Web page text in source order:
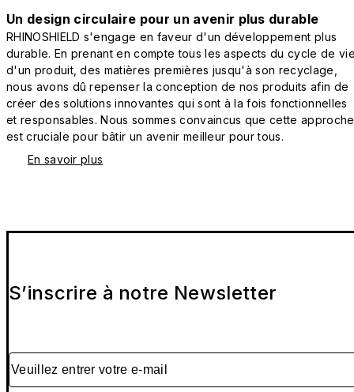
Un design circulaire pour un avenir plus durable
RHINOSHIELD s'engage en faveur d'un développement plus
durable. En prenant en compte tous les aspects du cycle de
d'un produit, des matières premières jusqu'à son recyclage,
nous avons dû repenser la conception de nos produits afin de
créer des solutions innovantes qui sont à la fois fonctionnelles
et responsables. Nous sommes convaincus que cette approche
est cruciale pour bâtir un avenir meilleur pour tous.
En savoir plus
S’inscrire à notre Newsletter
Veuillez entrer votre e-mail